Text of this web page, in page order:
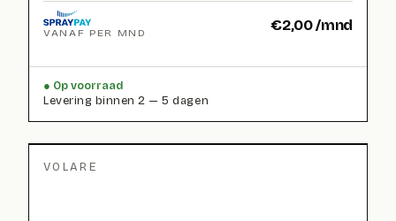
VANAF PER MND €2,00/mnd
Op voorraad
Levering binnen 2 — 5 dagen
VOLARE